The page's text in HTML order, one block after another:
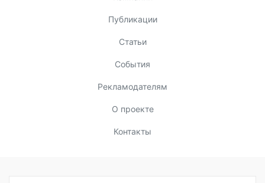
Публикации
Статьи
События
Рекламодателям
О проекте
Контакты